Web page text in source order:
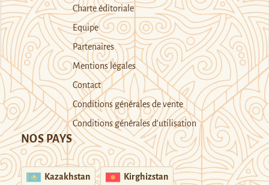
Charte éditoriale
Equipe
Partenaires
Mentions légales
Contact
Conditions générales de vente
Conditions générales d’utilisation
NOS PAYS
Kazakhstan Kirghizstan